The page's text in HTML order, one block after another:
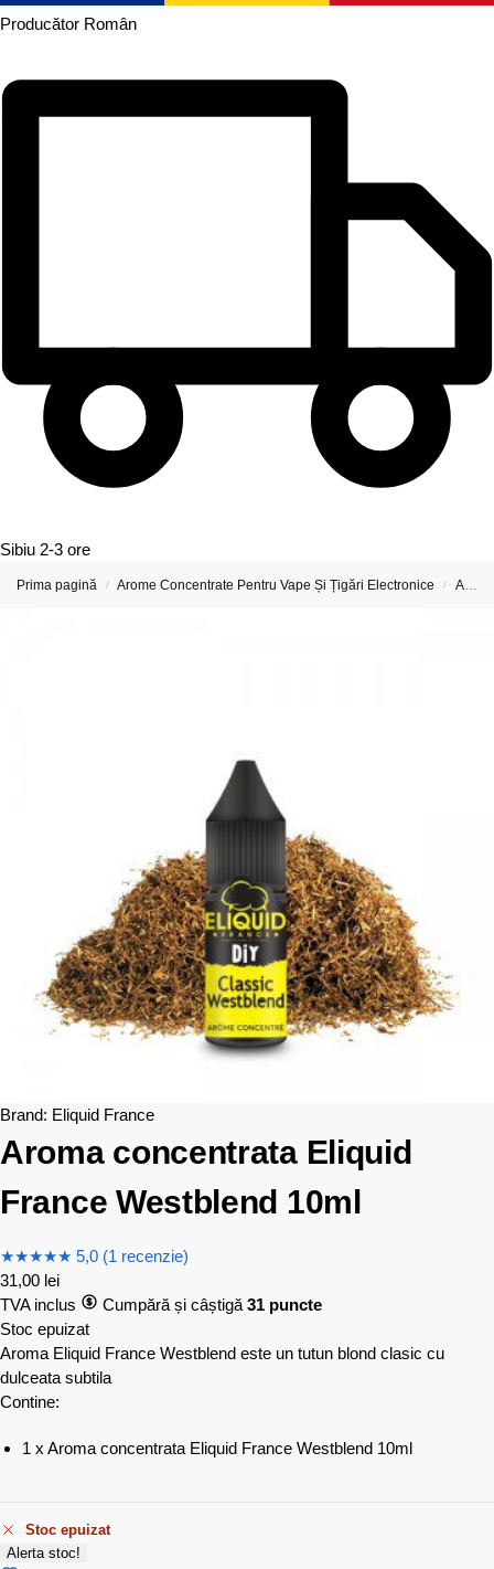
Producător Român
Sibiu 2-3 ore
Prima pagină / Arome Concentrate Pentru Vape Și Țigări Electronice / Aroma Concentrata Eliquid France
Brand: Eliquid France
Aroma concentrata Eliquid
France Westblend 10ml
★★★★★ 5,0 (1 recenzie)
31,00 lei
TVA inclus
Cumpără și câștigă 31 puncte
Stoc epuizat
Aroma Eliquid France Westblend este un tutun blond clasic cu
dulceata subtila
Contine:
1 x Aroma concentrata Eliquid France Westblend 10ml
Stoc epuizat
Alerta stoc!